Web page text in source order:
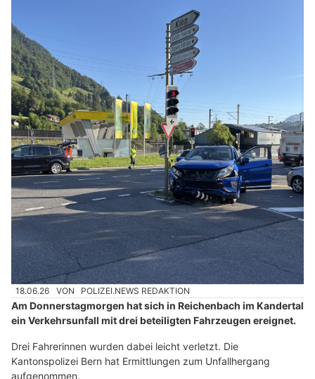
18.06.26 VON POLIZEI.NEWS REDAKTION
Am Donnerstagmorgen hat sich in Reichenbach im Kandertal
ein Verkehrsunfall mit drei beteiligten Fahrzeugen ereignet.
Drei Fahrerinnen wurden dabei leicht verletzt. Die
Kantonspolizei Bern hat Ermittlungen zum Unfallhergang
aufgenommen.